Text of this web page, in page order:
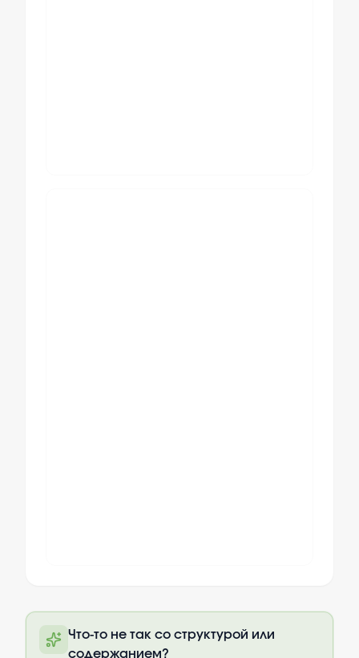
оплаты
Что-то не так со структурой или
содержанием?